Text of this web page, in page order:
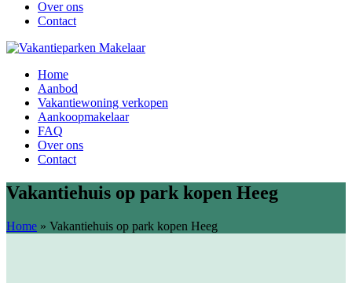
Over ons
Contact
Home
Aanbod
Vakantiewoning verkopen
Aankoopmakelaar
FAQ
Over ons
Contact
Vakantiehuis op park kopen Heeg
Home » Vakantiehuis op park kopen Heeg